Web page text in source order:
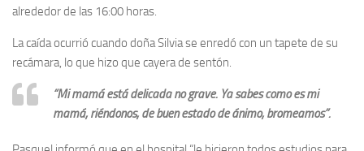
alrededor de las 16:00 horas.
La caída ocurrió cuando doña Silvia se enredó con un tapete de su
recámara, lo que hizo que cayera de sentón.
“Mi mamá está delicada no grave. Ya sabes como es mi
mamá, riéndonos, de buen estado de ánimo, bromeamos”.